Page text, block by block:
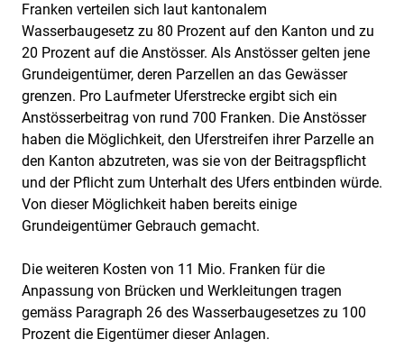
Franken verteilen sich laut kantonalem
Wasserbaugesetz zu 80 Prozent auf den Kanton und zu
20 Prozent auf die Anstösser. Als Anstösser gelten jene
Grundeigentümer, deren Parzellen an das Gewässer
grenzen. Pro Laufmeter Uferstrecke ergibt sich ein
Anstösserbeitrag von rund 700 Franken. Die Anstösser
haben die Möglichkeit, den Uferstreifen ihrer Parzelle an
den Kanton abzutreten, was sie von der Beitragspflicht
und der Pflicht zum Unterhalt des Ufers entbinden würde.
Von dieser Möglichkeit haben bereits einige
Grundeigentümer Gebrauch gemacht.
Die weiteren Kosten von 11 Mio. Franken für die
Anpassung von Brücken und Werkleitungen tragen
gemäss Paragraph 26 des Wasserbaugesetzes zu 100
Prozent die Eigentümer dieser Anlagen.